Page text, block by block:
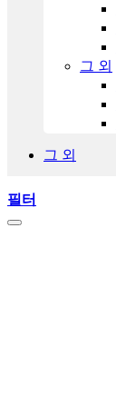
그 외
그 외
필터